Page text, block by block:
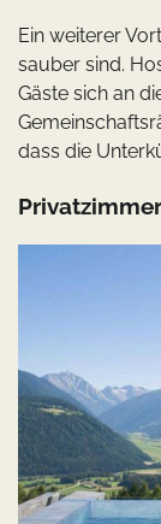
Ein weiterer
sauber sind.
Gäste sich an
dass die